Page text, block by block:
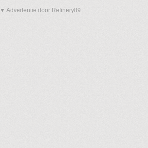
▼ Advertentie door Refinery89